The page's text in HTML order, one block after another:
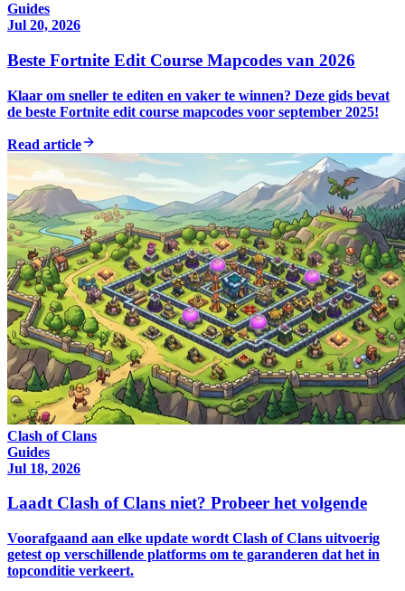
Guides
Jul 20, 2026
Beste Fortnite Edit Course Mapcodes van 2026
Klaar om sneller te editen en vaker te winnen? Deze gids bevat
de beste Fortnite edit course mapcodes voor september 2025!
Read article
Clash of Clans
Guides
Jul 18, 2026
Laadt Clash of Clans niet? Probeer het volgende
Voorafgaand aan elke update wordt Clash of Clans uitvoerig
getest op verschillende platforms om te garanderen dat het in
topconditie verkeert.